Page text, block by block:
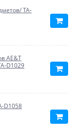
TA-
AE&T
D1029
D1058